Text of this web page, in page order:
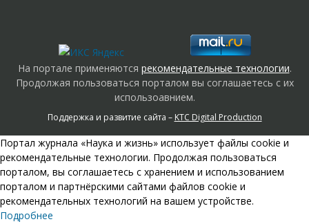
На портале применяются рекомендательные технологии.
Продолжая пользоваться порталом вы соглашаетесь с их
использоавнием.
Поддержка и развитие сайта – KTC Digital Production
Портал журнала «Наука и жизнь» использует файлы cookie и
рекомендательные технологии. Продолжая пользоваться
порталом, вы соглашаетесь с хранением и использованием
порталом и партнёрскими сайтами файлов cookie и
рекомендательных технологий на вашем устройстве.
Подробнее